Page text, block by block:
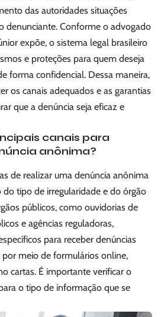
das autoridades situações
denunciante. Conforme o advogado
expõe, o sistema legal brasileiro
e proteções para quem deseja
forma confidencial. Dessa maneira,
os canais adequados e as garantias
que a denúncia seja eficaz e
canais para
anônima?
de realizar uma denúncia anônima
tipo de irregularidade e do órgão
públicos, como ouvidorias de
e agências reguladoras,
para receber denúncias
meio de formulários online,
cartas. É importante verificar o
o tipo de informação que se